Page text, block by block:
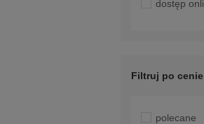
dostęp
Filtruj po cenie
polecane